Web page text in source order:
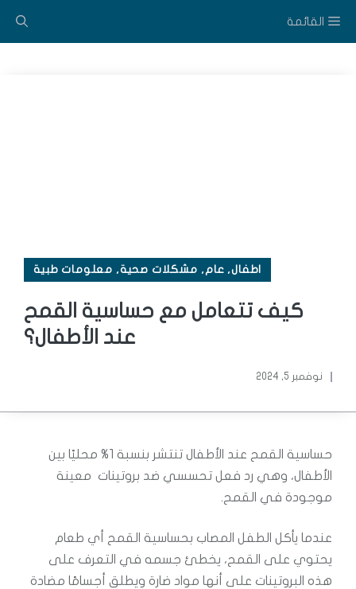
القائمة
اطفال,عام,مشكلات صحية,معلومات طبية
كيف تتعامل مع حساسية القمح
عند الأطفال؟
نوفمبر 5, 2024
حساسية القمح عند الأطفال تنتشر بنسبة 1% محليًا بين
الأطفال، وهي رد فعل تحسسي ضد بروتينات معينة
موجودة في القمح.
عندما يأكل الطفل المصاب بحساسية القمح أي طعام
يحتوي على القمح، يخطئ جسمه في التعرف على
هذه البروتينات على أنها مواد ضارة ويطلق أجسامًا مضادة